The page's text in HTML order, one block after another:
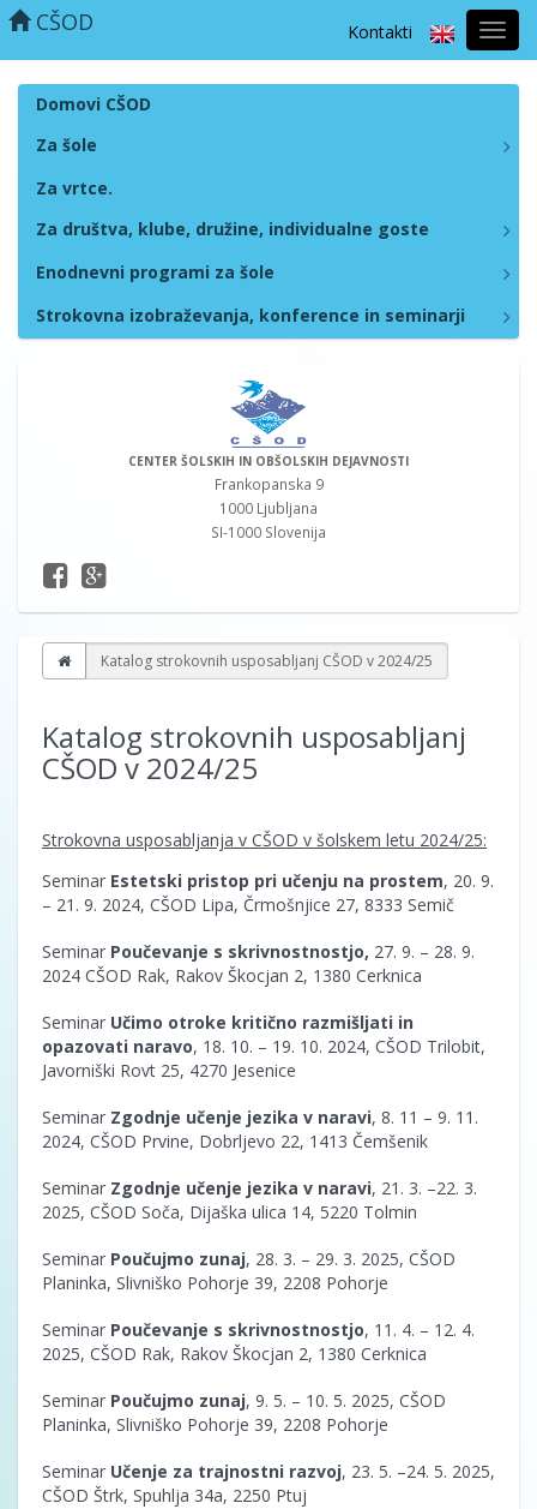
Kontakti
CŠOD
Domovi CŠOD
Za šole
Za vrtce.
Za društva, klube, družine, individualne goste
Enodnevni programi za šole
Strokovna izobraževanja, konference in seminarji
CENTER ŠOLSKIH IN OBŠOLSKIH DEJAVNOSTI
Frankopanska 9
1000 Ljubljana
SI-1000 Slovenija
Katalog strokovnih usposabljanj CŠOD v 2024/25
Katalog strokovnih usposabljanj
CŠOD v 2024/25
Strokovna usposabljanja v CŠOD v šolskem letu 2024/25:
Seminar Estetski pristop pri učenju na prostem, 20. 9.
– 21. 9. 2024, CŠOD Lipa, Črmošnjice 27, 8333 Semič
Seminar Poučevanje s skrivnostnostjo, 27. 9. – 28. 9.
2024 CŠOD Rak, Rakov Škocjan 2, 1380 Cerknica
Seminar Učimo otroke kritično razmišljati in
opazovati naravo, 18. 10. – 19. 10. 2024, CŠOD Trilobit,
Javorniški Rovt 25, 4270 Jesenice
Seminar Zgodnje učenje jezika v naravi, 8. 11 – 9. 11.
2024, CŠOD Prvine, Dobrljevo 22, 1413 Čemšenik
Seminar Zgodnje učenje jezika v naravi, 21. 3. –22. 3.
2025, CŠOD Soča, Dijaška ulica 14, 5220 Tolmin
Seminar Poučujmo zunaj, 28. 3. – 29. 3. 2025, CŠOD
Planinka, Slivniško Pohorje 39, 2208 Pohorje
Seminar Poučevanje s skrivnostnostjo, 11. 4. – 12. 4.
2025, CŠOD Rak, Rakov Škocjan 2, 1380 Cerknica
Seminar Poučujmo zunaj, 9. 5. – 10. 5. 2025, CŠOD
Planinka, Slivniško Pohorje 39, 2208 Pohorje
Seminar Učenje za trajnostni razvoj, 23. 5. –24. 5. 2025,
CŠOD Štrk, Spuhlja 34a, 2250 Ptuj